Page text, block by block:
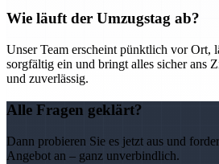
Wie läuft der Umzugstag ab?
Unser Team erscheint pünktlich vor Ort,
sorgfältig ein und bringt alles sicher ans
und zuverlässig.
Alle Fragen geklärt?
Dann probieren Sie es jetzt aus und
Angebot an – ganz unverbindlich.